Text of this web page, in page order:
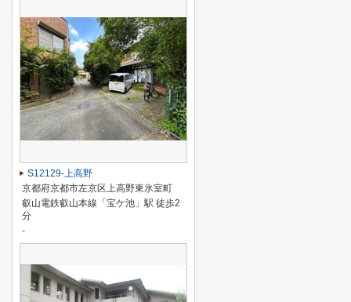
S12129-上高野
京都府京都市左京区上高野東氷室町
叡山電鉄叡山本線「宝ケ池」駅 徒歩2
分
-